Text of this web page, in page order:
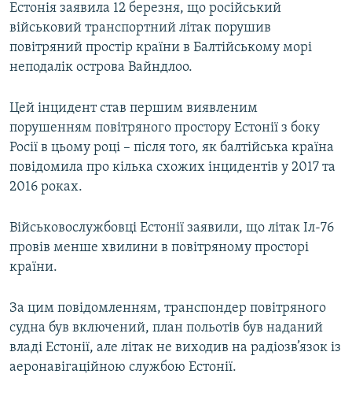
ДОЛУЧАЙСЯ!
Усі сайти RFE/RL
Естонія заявила 12 березня, що російський
військовий транспортний літак порушив
повітряний простір країни в Балтійському морі
неподалік острова Вайндлоо.
Цей інцидент став першим виявленим
порушенням повітряного простору Естонії з боку
Росії в цьому році – після того, як балтійська країна
повідомила про кілька схожих інцидентів у 2017 та
2016 роках.
Військовослужбовці Естонії заявили, що літак Іл-76
провів менше хвилини в повітряному просторі
країни.
За цим повідомленням, транспондер повітряного
судна був включений, план польотів був наданий
владі Естонії, але літак не виходив на радіозв’язок із
аеронавігаційною службою Естонії.